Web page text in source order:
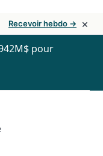
Recevoir hebdo → ×
pour